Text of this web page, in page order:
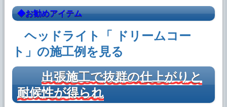
ブログに 「◆ヘッドライトリペア事例、更
新中」を追加しました。
2024年4月17日
ブログに 「◆ 風呂釜の配管掃除、覚書」を
追加しました。
2024年4月6日
ブログに 「◆ゴルフ ヘッドライトリペア事
例、更新中」を追加しました。
◆お勧めアイテム
ヘッドライト「 ドリームコー
ト」の施工例を見る
出張施工で抜群の仕上がりと
耐候性が得られ